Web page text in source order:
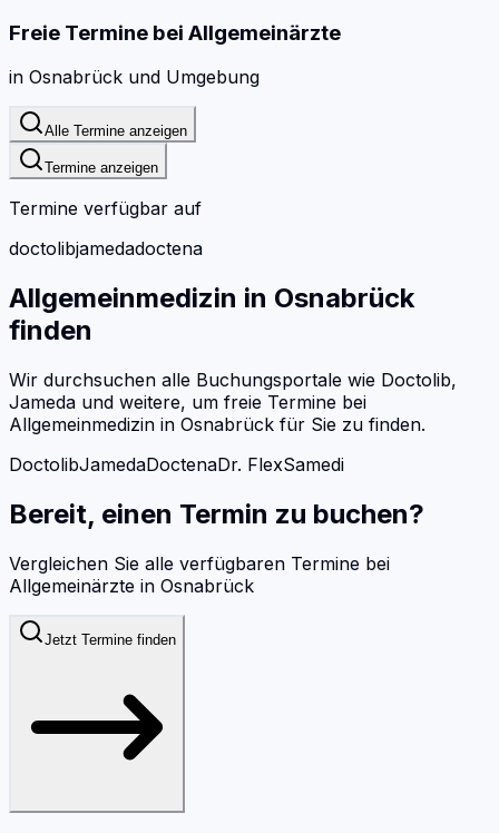
Freie Termine bei Allgemeinärzte
in Osnabrück und Umgebung
Alle Termine anzeigen
Termine anzeigen
Termine verfügbar auf
doctolibjamedadoctena
Allgemeinmedizin in Osnabrück
finden
Wir durchsuchen alle Buchungsportale wie Doctolib,
Jameda und weitere, um freie Termine bei
Allgemeinmedizin in Osnabrück für Sie zu finden.
DoctolibJamedaDoctenaDr. FlexSamedi
Bereit, einen Termin zu buchen?
Vergleichen Sie alle verfügbaren Termine bei
Allgemeinärzte in Osnabrück
Jetzt Termine finden